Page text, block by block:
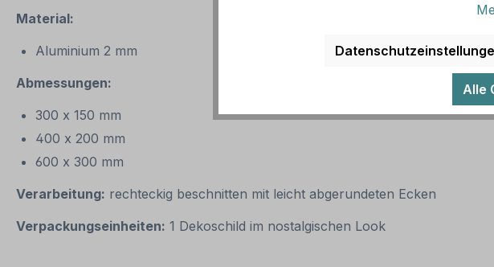
Material:
Aluminium 2 mm
Abmessungen:
300 x 150 mm
400 x 200 mm
600 x 300 mm
Verarbeitung: rechteckig beschnitten mit leicht abgerundeten Ecken
Verpackungseinheiten: 1 Dekoschild im nostalgischen Look
Alle